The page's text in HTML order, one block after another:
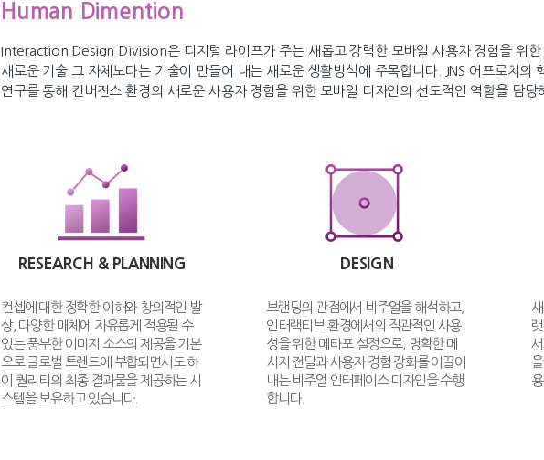
Human Dimention
Interaction Design Division은 디지털 라이프가 주는 새롭고 강력한 모바일 사용자 경험을 위한
새로운 기술 그 자체보다는 기술이 만들어 내는 새로운 생활방식에 주목합니다. JNS 어프로치의
연구를 통해 컨버전스 환경의 새로운 사용자 경험을 위한 모바일 디자인의 선도적인 역할을 담당
RESEARCH & PLANNING
컨셉에 대한 정확한 이해와 창의적인 발
상, 다양한 매체에 자유롭게 적용될 수
있는 풍부한 이미지 소스의 제공을 기본
으로 글로벌 트렌드에 부합되면서도 하
이 퀄리티의 최종 결과물을 제공하는 시
스템을 보유하고 있습니다.
DESIGN
브랜딩의 관점에서 비주얼을 해석하고,
인터랙티브 환경에서의 직관적인 사용
성을 위한 메타포 설정으로, 명확한 메
시지 전달과 사용자 경험 강화를 이끌어
내는 비주얼 인터페이스 디자인을 수행
합니다.